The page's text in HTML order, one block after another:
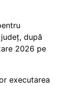
după
2026 pe
executarea